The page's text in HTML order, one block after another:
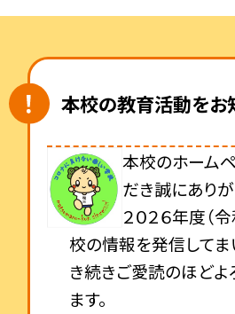
本校の教育活動をお
本校のホーム
だき誠にありが
２０２６年度（
校の情報を発信してま
き続きご愛読のほどよ
ます。